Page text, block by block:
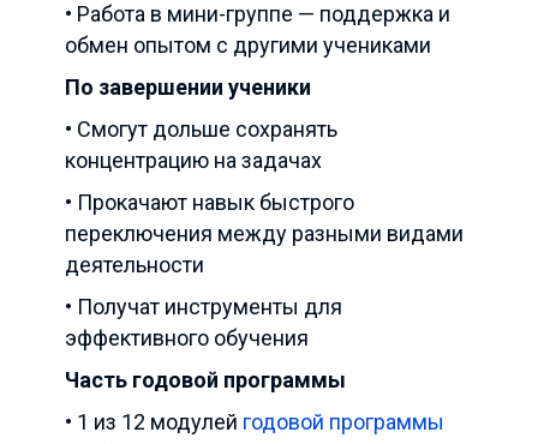
• Работа в мини-группе — поддержка и
обмен опытом с другими учениками
По завершении ученики
• Смогут дольше сохранять
концентрацию на задачах
• Прокачают навык быстрого
переключения между разными видами
деятельности
• Получат инструменты для
эффективного обучения
Часть годовой программы
• 1 из 12 модулей годовой программы